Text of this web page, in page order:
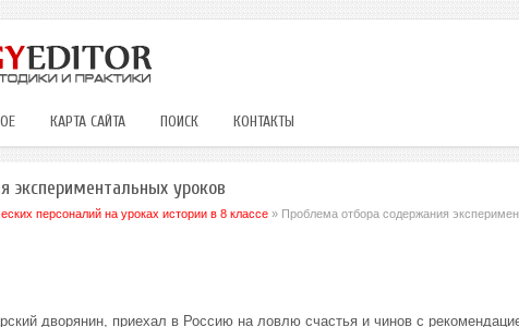
КАРТА САЙТА ПОИСК КОНТАКТЫ
экспериментальных уроков
персоналий на уроках истории в 8 классе» Проблема отбора содержания
дворянин, приехал в Россию на ловлю счастья и чинов с